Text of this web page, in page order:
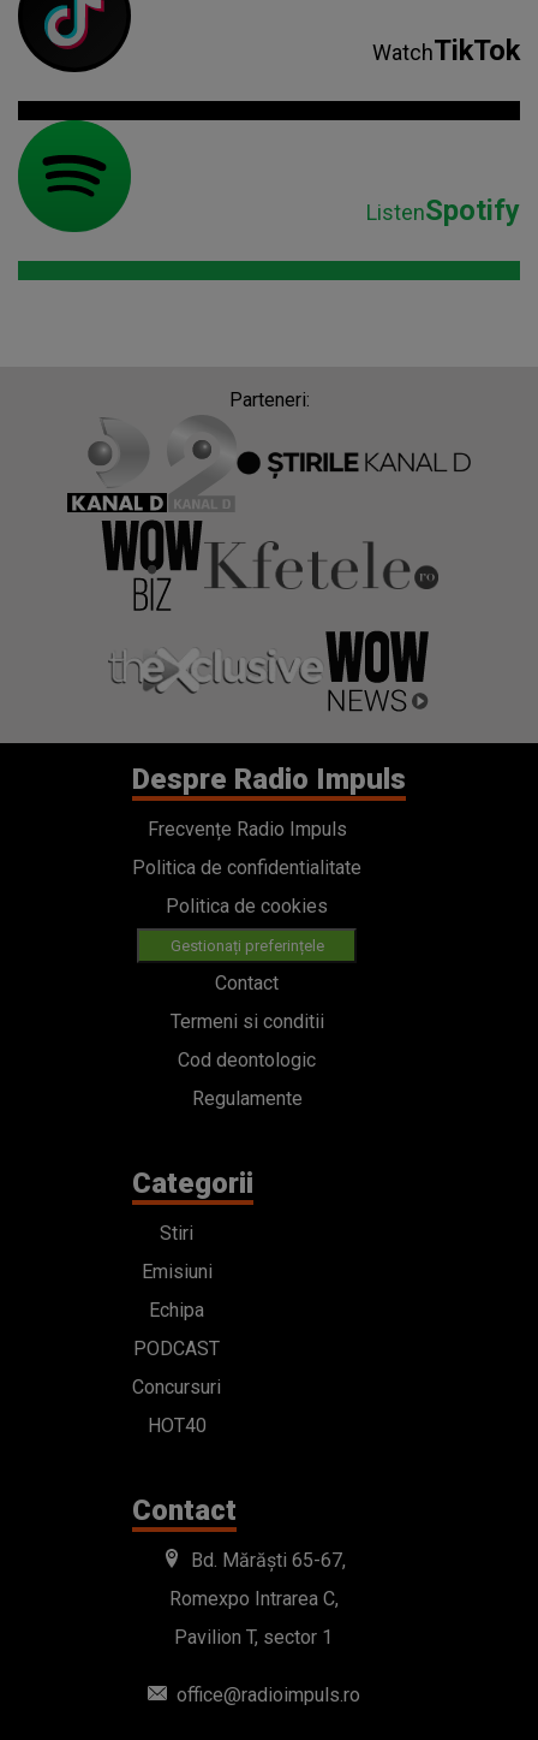
WatchTikTok
ListenSpotify
Parteneri:
Despre Radio Impuls
Frecvențe Radio Impuls
Politica de confidentialitate
Politica de cookies
Gestionați preferințele
Contact
Termeni si conditii
Cod deontologic
Regulamente
Categorii
Stiri
Emisiuni
Echipa
PODCAST
Concursuri
HOT40
Contact
Bd. Mărăști 65-67,
Romexpo Intrarea C,
Pavilion T, sector 1
office@radioimpuls.ro